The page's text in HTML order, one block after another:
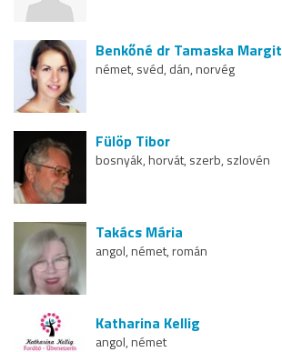
Benkőné dr Tamaska Margit
német, svéd, dán, norvég
Fülöp Tibor
bosnyák, horvát, szerb, szlovén
Takács Mária
angol, német, román
Katharina Kellig
angol, német